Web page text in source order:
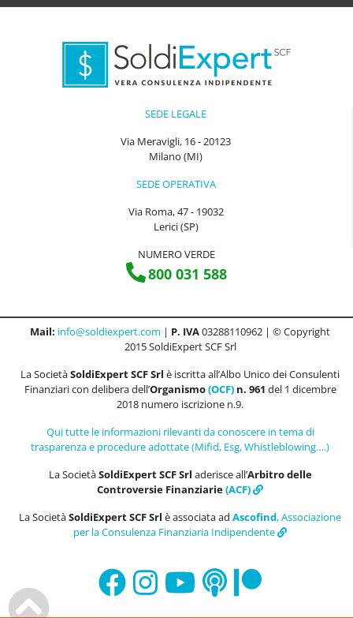
SEDE LEGALE
Via Meravigli, 16 - 20123
Milano (MI)
SEDE OPERATIVA
Via Roma, 47 - 19032
Lerici (SP)
NUMERO VERDE
800 031 588
Mail: info@soldiexpert.com | P. IVA03288110962 | © Copyright
2015 SoldiExpert SCF Srl
La SocietàSoldiExpert SCF Srl è iscritta all’Albo Unico dei Consulenti
Finanziari con delibera dell’Organismo(OCF)n. 961 del 1 dicembre
2018 numero iscrizione n.9.
Qui tutte le informazioni rilevanti da conoscere in tema di
trasparenza e procedure adottate (Mifid, Esg, Whistleblowing….)
La SocietàSoldiExpert SCF Srl aderisce all’Arbitro delle
Controversie Finanziarie(ACF)
La SocietàSoldiExpert SCF Srl è associata ad Ascofind, Associazione
per la Consulenza Finanziaria Indipendente